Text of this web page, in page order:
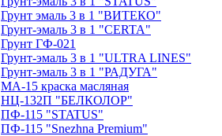
Грунт эмаль 3 в 1 "ВИТЕКО"
Грунт-эмаль 3 в 1 "CERTA"
Грунт ГФ-021
Грунт-эмаль 3 в 1 "ULTRA LINES"
Грунт-эмаль 3 в 1 "РАДУГА"
МА-15 краска масляная
НЦ-132П "БЕЛКОЛОР"
ПФ-115 "STATUS"
ПФ-115 "Snezhna Premium"